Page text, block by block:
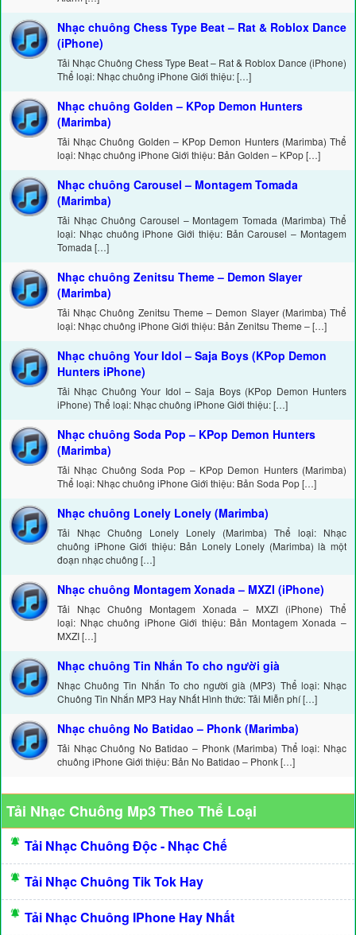
Nhạc chuông Chess Type Beat – Rat & Roblox Dance
(iPhone)
Tải Nhạc Chuông Chess Type Beat – Rat & Roblox Dance (iPhone)
Thể loại: Nhạc chuông iPhone Giới thiệu: […]
Nhạc chuông Golden – KPop Demon Hunters
(Marimba)
Tải Nhạc Chuông Golden – KPop Demon Hunters (Marimba) Thể
loại: Nhạc chuông iPhone Giới thiệu: Bản Golden – KPop […]
Nhạc chuông Carousel – Montagem Tomada
(Marimba)
Tải Nhạc Chuông Carousel – Montagem Tomada (Marimba) Thể
loại: Nhạc chuông iPhone Giới thiệu: Bản Carousel – Montagem
Tomada […]
Nhạc chuông Zenitsu Theme – Demon Slayer
(Marimba)
Tải Nhạc Chuông Zenitsu Theme – Demon Slayer (Marimba) Thể
loại: Nhạc chuông iPhone Giới thiệu: Bản Zenitsu Theme – […]
Nhạc chuông Your Idol – Saja Boys (KPop Demon
Hunters iPhone)
Tải Nhạc Chuông Your Idol – Saja Boys (KPop Demon Hunters
iPhone) Thể loại: Nhạc chuông iPhone Giới thiệu: […]
Nhạc chuông Soda Pop – KPop Demon Hunters
(Marimba)
Tải Nhạc Chuông Soda Pop – KPop Demon Hunters (Marimba)
Thể loại: Nhạc chuông iPhone Giới thiệu: Bản Soda Pop […]
Nhạc chuông Lonely Lonely (Marimba)
Tải Nhạc Chuông Lonely Lonely (Marimba) Thể loại: Nhạc
chuông iPhone Giới thiệu: Bản Lonely Lonely (Marimba) là một
đoạn nhạc chuông […]
Nhạc chuông Montagem Xonada – MXZI (iPhone)
Tải Nhạc Chuông Montagem Xonada – MXZI (iPhone) Thể
loại: Nhạc chuông iPhone Giới thiệu: Bản Montagem Xonada –
MXZI […]
Nhạc chuông Tin Nhắn To cho người già
Nhạc Chuông Tin Nhắn To cho người già (MP3) Thể loại: Nhạc
Chuông Tin Nhắn MP3 Hay Nhất Hình thức: Tải Miễn phí […]
Nhạc chuông No Batidao – Phonk (Marimba)
Tải Nhạc Chuông No Batidao – Phonk (Marimba) Thể loại: Nhạc
chuông iPhone Giới thiệu: Bản No Batidao – Phonk […]
Tải Nhạc Chuông Mp3 Theo Thể Loại
Tải Nhạc Chuông Độc - Nhạc Chế
Tải Nhạc Chuông Tik Tok Hay
Tải Nhạc Chuông IPhone Hay Nhất